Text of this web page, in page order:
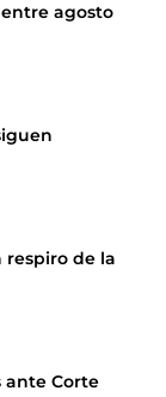
agosto
respiro de la
ante Corte